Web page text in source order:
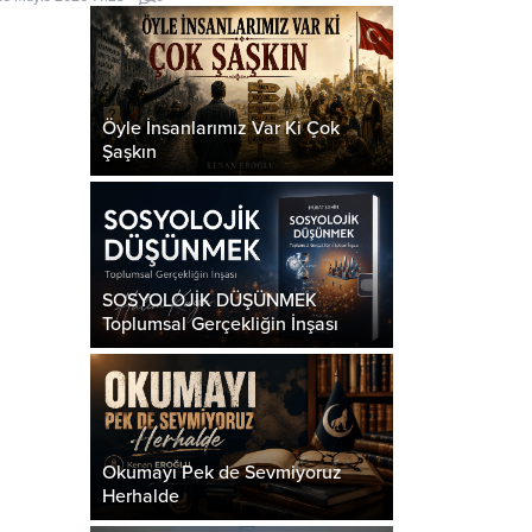
güler yüze, yalnızın kapısını çalan muhabbete
Çünkü bayram, yalnızca gülen yüzlerin
yüzü gülsün diye bekleyenlerin de bayramıdır.
yalnızca varlık içinde...
Öyle İnsanlarımız Var Ki Çok
Şaşkın
SOSYOLOJİK DÜŞÜNMEK
Toplumsal Gerçekliğin İnşası
Okumayı Pek de Sevmiyoruz
Herhalde